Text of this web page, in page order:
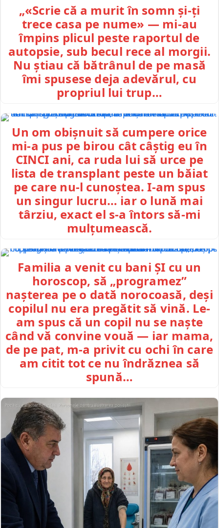
„«Scrie că a murit în somn și-ți
trece casa pe nume» — mi-au
împins plicul peste raportul de
autopsie, sub becul rece al morgii.
Nu știau că bătrânul de pe masă
îmi spusese deja adevărul, cu
propriul lui trup…
Un om obișnuit să cumpere orice
mi-a pus pe birou cât câștig eu în
CINCI ani, ca ruda lui să urce pe
lista de transplant peste un băiat
pe care nu-l cunoștea. I-am spus
un singur lucru… iar o lună mai
târziu, exact el s-a întors să-mi
mulțumească.
Familia a venit cu bani ȘI cu un
horoscop, să „programez”
nașterea pe o dată norocoasă, deși
copilul nu era pregătit să vină. Le-
am spus că un copil nu se naște
când vă convine vouă — iar mama,
de pe pat, m-a privit cu ochi în care
am citit tot ce nu îndrăznea să
spună…